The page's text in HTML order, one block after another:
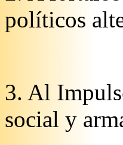
políticos
3. Al
social y